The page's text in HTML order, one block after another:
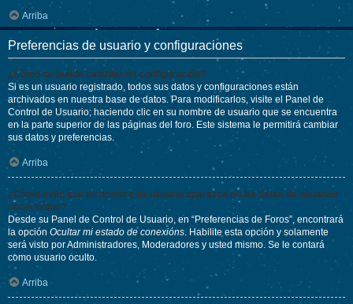
Arriba
Preferencias de usuario y configuraciones
¿Cómo se puede cambiar mi configuración?
Si es un usuario registrado, todos sus datos y configuraciones están
archivados en nuestra base de datos. Para modificarlos, visite el Panel de
Control de Usuario; haciendo clic en su nombre de usuario que se encuentra
en la parte superior de las páginas del foro. Este sistema le permitirá cambiar
sus datos y preferencias.
Arriba
¿Cómo evito que mi nombre de usuario aparezca en las listas de usuarios
conectados?
Desde su Panel de Control de Usuario, en “Preferencias de Foros”, encontrará
la opción Ocultar mi estado de conexións. Habilite esta opción y solamente
será visto por Administradores, Moderadores y usted mismo. Se le contará
como usuario oculto.
Arriba